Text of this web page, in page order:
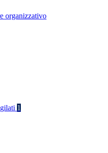
organizzativo
1